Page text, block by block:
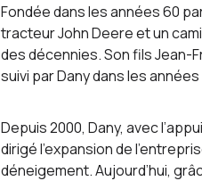
Fondée dans les années 60
tracteur John Deere et un
des décennies. Son fils Jean-
suivi par Dany dans les
Depuis 2000, Dany, avec
dirigé l’expansion de
déneigement. Aujourd’hui,